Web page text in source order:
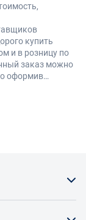
купить
и в розницу по
заказ можно
оформив